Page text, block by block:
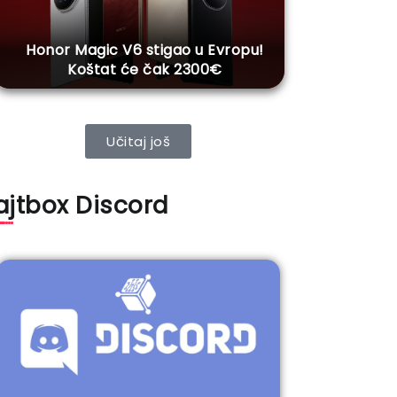
Honor Magic V6 stigao u Evropu!
Koštat će čak 2300€
Učitaj još
Discord